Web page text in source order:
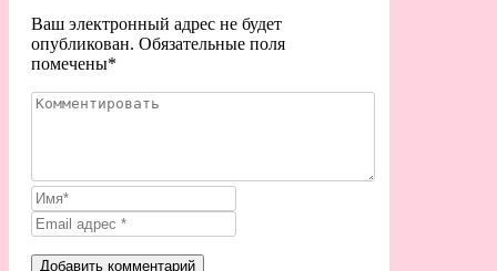
Ваш электронный адрес не будет
опубликован. Обязательные поля
помечены*